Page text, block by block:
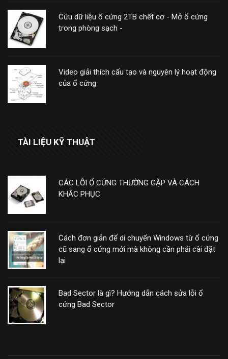
Cứu dữ liệu ổ cứng 2TB chết cơ - Mở ổ cứng
trong phòng sạch -
Video giải thích cấu tạo và nguyên lý hoạt động
của ổ cứng
TÀI LIỆU KỸ THUẬT
CÁC LỖI Ổ CỨNG THƯỜNG GẶP VÀ CÁCH
KHẮC PHỤC
Cách đơn giản để di chuyển Windows từ ổ cứng
cũ sang ổ cứng mới mà không cần phải cài đặt
lại
Bad Sector là gì? Hướng dẫn cách sửa lỗi ổ
cứng Bad Sector